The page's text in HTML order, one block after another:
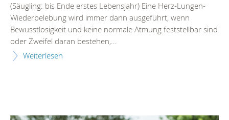
(Säugling: bis Ende erstes Lebensjahr) Eine Herz-Lungen-
Wiederbelebung wird immer dann ausgeführt, wenn
Bewusstlosigkeit und keine normale Atmung feststellbar sind
oder Zweifel daran bestehen,...
Weiterlesen